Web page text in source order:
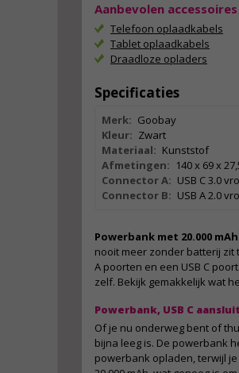
Aanbevolen accessoires
Telefoon oplaadkabels
Tablet oplaadkabels
Draadloze opladers
Specificaties
Merk: Goobay
Kleur: Zwart
Materiaal: Kunststof
Afmetingen:
140 x
Connector A: USB C 3.0
Connector B: USB A 2.0
Powerbank met 20.000
nooit meer zonder batterij zit
A poorten en een USB C
zelf. Bekijk gemakkelijk wat
Powerbank, USB C
Of je nu onderweg bent of
bijna leeg is. De powerbank
powerbank opladen, terwijl